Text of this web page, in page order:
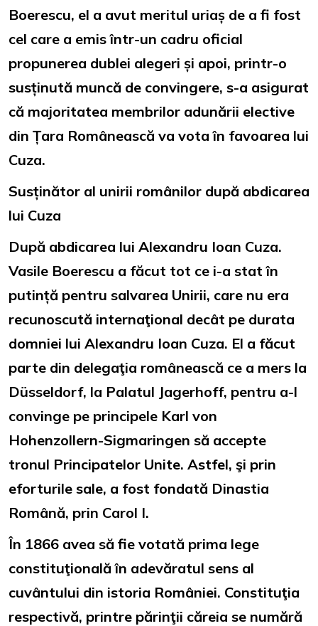
Boerescu, el a avut meritul uriaș de a fi fost
cel care a emis într-un cadru oficial
propunerea dublei alegeri și apoi, printr-o
susținută muncă de convingere, s-a asigurat
că majoritatea membrilor adunării elective
din Țara Românească va vota în favoarea lui
Cuza.
Susținător al unirii românilor după abdicarea
lui Cuza
După abdicarea lui Alexandru Ioan Cuza.
Vasile Boerescu a făcut tot ce i-a stat în
putință pentru salvarea Unirii, care nu era
recunoscută internaţional decât pe durata
domniei lui Alexandru Ioan Cuza. El a făcut
parte din delegaţia românească ce a mers la
Düsseldorf, la Palatul Jagerhoff, pentru a-l
convinge pe principele Karl von
Hohenzollern-Sigmaringen să accepte
tronul Principatelor Unite. Astfel, şi prin
eforturile sale, a fost fondată Dinastia
Română, prin Carol I.
În 1866 avea să fie votată prima lege
constituţională în adevăratul sens al
cuvântului din istoria României. Constituţia
respectivă, printre părinţii căreia se numără